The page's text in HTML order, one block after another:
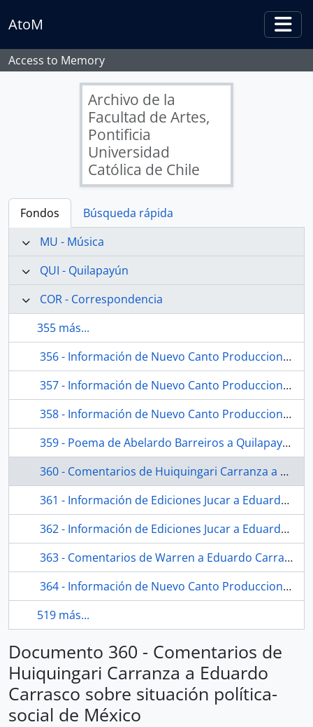
AtoM
Access to Memory
Archivo de la
Facultad de Artes,
Pontificia
Universidad
Católica de Chile
Fondos
Búsqueda rápida
MU - Música
QUI - Quilapayún
COR - Correspondencia
355 más...
356 - Información de Nuevo Canto Producciones a Quilapayún sobre gira por Argentina
357 - Información de Nuevo Canto Producciones a Quilapayún sobre gira por Argentina
358 - Información de Nuevo Canto Producciones a Quilapayún sobre denegación de acceso a Argentina
359 - Poema de Abelardo Barreiros a Quilapayún
360 - Comentarios de Huiquingari Carranza a Eduardo Carrasco sobre situación política-social de México
361 - Información de Ediciones Jucar a Eduardo Carrasco sobre envío de libro Quilapayún
362 - Información de Ediciones Jucar a Eduardo Carrasco sobre distribución de libro Quilapayún
363 - Comentarios de Warren a Eduardo Carrasco sobre la muerte de Pepe
364 - Información de Nuevo Canto Producciones a Quilapayún sobre gira por Argentina
519 más...
Documento 360 - Comentarios de
Huiquingari Carranza a Eduardo
Carrasco sobre situación política-
social de México